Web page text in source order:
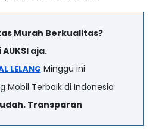
Murah Berkualitas?
AUKSI aja.
LELANG Minggu ini
Mobil Terbaik di Indonesia
Transparan